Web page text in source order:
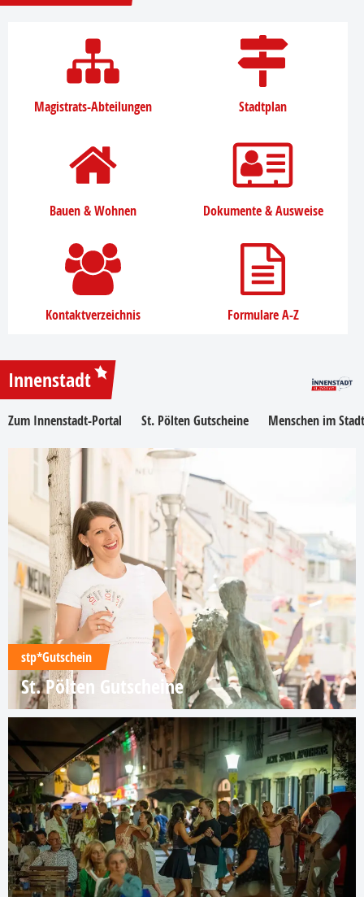
Magistrats-Abteilungen Stadtplan
Bauen & Wohnen Dokumente & Ausweise
Kontaktverzeichnis Formulare A-Z
Innenstadt
Zum Innenstadt-Portal St. Pölten Gutscheine Menschen im
stp*Gutschein
St. Pölten Gutscheine